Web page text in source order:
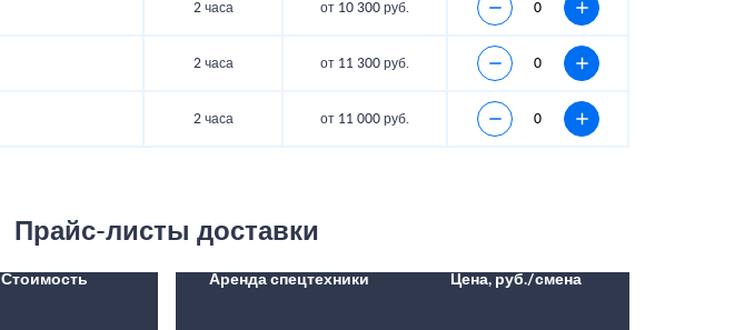
2 часа от 10 300 руб.
2 часа от 11 300 руб.
2 часа от 11 000 руб.
Прайс-листы доставки
Стоимость Аренда спецтехники Цена, руб./смена